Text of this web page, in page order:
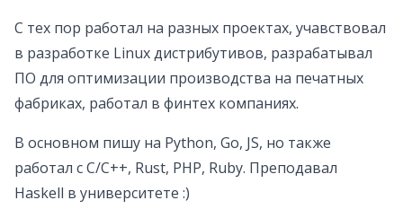
С тех пор работал на разных проектах, учавствовал
в разработке Linux дистрибутивов, разрабатывал
ПО для оптимизации производства на печатных
фабриках, работал в финтех компаниях.
В основном пишу на Python, Go, JS, но также
работал c C/C++, Rust, PHP, Ruby. Преподавал
Haskell в университете :)